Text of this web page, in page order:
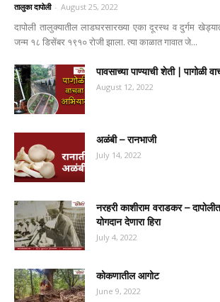
तालुका दापोली - August 25, 2022
दापोली तालुक्यातील लाडघरसारख्या एका दूरस्थ व दुर्गम
जन्म १८ डिसेंबर १९१० रोजी झाला. त्या काळात गावात जे...
पावसाच्या पाण्याची शेती | पागोळी
August 12, 2022
अळंबी – रानभाजी
July 14, 2022
नरहरी काशीराम वराडकर –
योगदान देणारा हिरा
July 4, 2022
कोकणातील आगोट
June 9, 2022